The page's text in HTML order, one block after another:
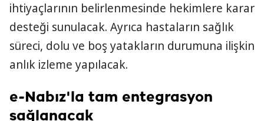
ihtiyaçlarının belirlenmesinde hekimlere karar
desteği sunulacak. Ayrıca hastaların sağlık
süreci, dolu ve boş yatakların durumuna ilişkin
anlık izleme yapılacak.
e-Nabız'la tam entegrasyon
sağlanacak